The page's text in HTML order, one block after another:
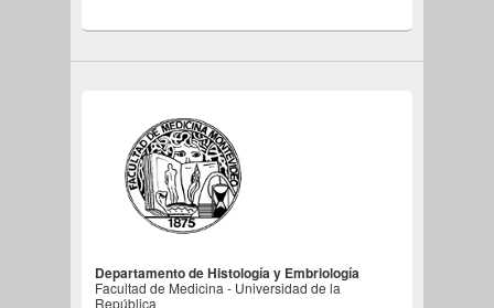
Departamento de Histología y Embriología
Facultad de Medicina - Universidad de la
República